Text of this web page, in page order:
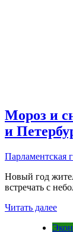
Мороз и
и
Парламентская
Новый год
встречать с
Читать далее